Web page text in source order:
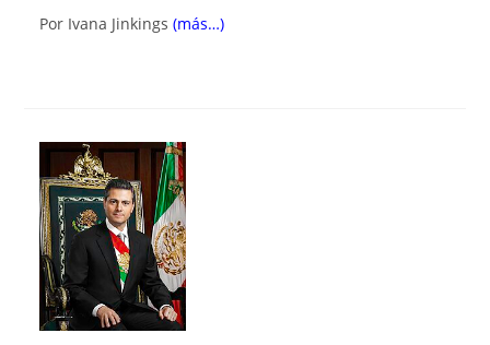
Por Ivana Jinkings (más…)